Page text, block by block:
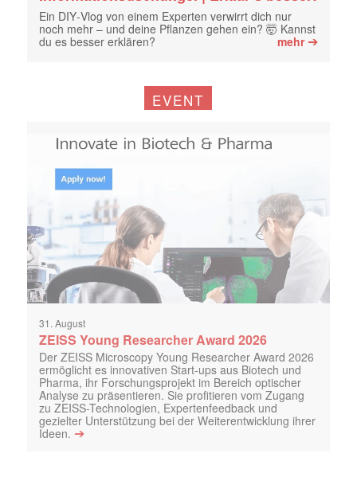
Ein DIY‑Vlog von einem Experten verwirrt dich nur
noch mehr – und deine Pflanzen gehen ein? 🤯 Kannst
du es besser erklären?
mehr➔
EVENT
31. August
ZEISS Young Researcher Award 2026
Der ZEISS Microscopy Young Researcher Award 2026
ermöglicht es innovativen Start-ups aus Biotech und
Pharma, ihr Forschungsprojekt im Bereich optischer
Analyse zu präsentieren. Sie profitieren vom Zugang
zu ZEISS-Technologien, Expertenfeedback und
gezielter Unterstützung bei der Weiterentwicklung ihrer
Ideen. ➔